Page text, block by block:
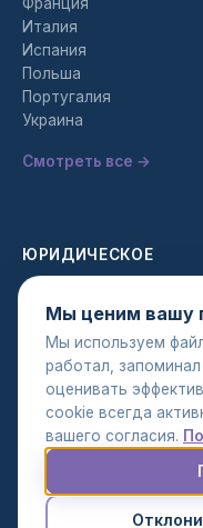
Италия
Испания
Польша
Португалия
Украина
Смотреть все →
ЮРИДИЧЕСКОЕ
Условия
Политика AML
© 2026
Мы ценим вашу
Мы используем
работал,
оценивать
cookie всегда
вашего согласия.